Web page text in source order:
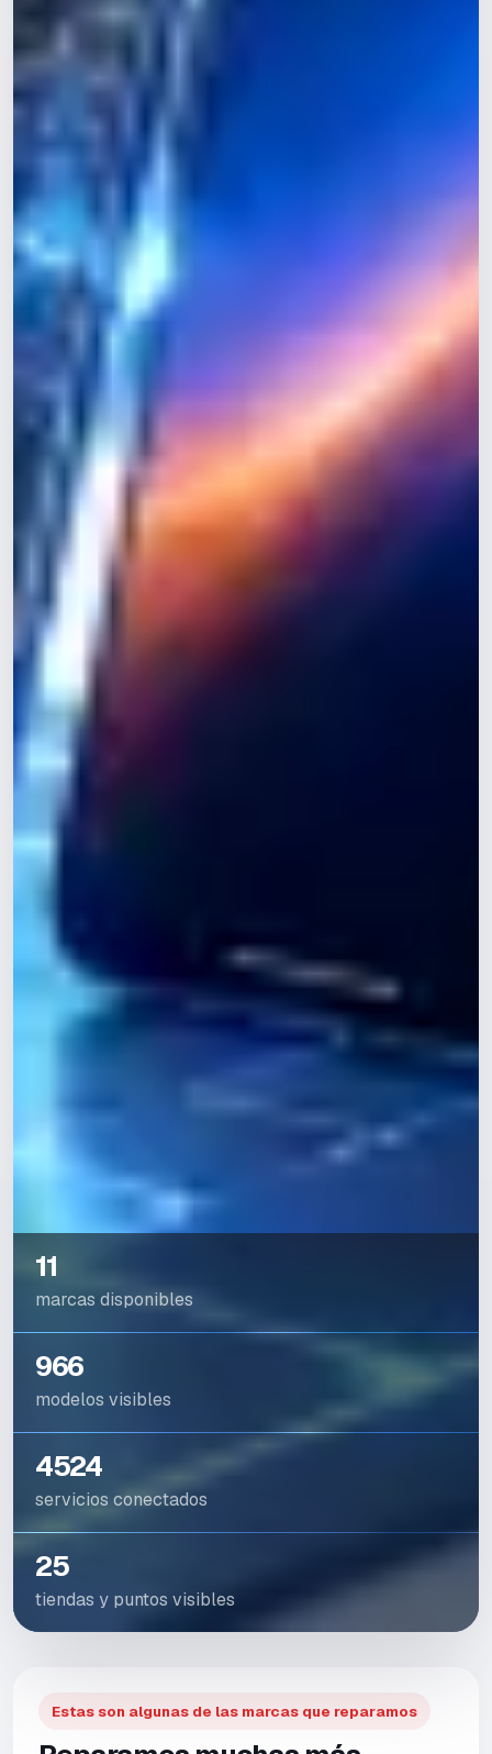
11
marcas disponibles
966
modelos visibles
4524
servicios conectados
25
tiendas y puntos visibles
Estas son algunas de las marcas que reparamos